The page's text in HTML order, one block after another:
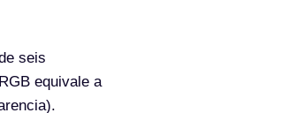
seis
equivale a